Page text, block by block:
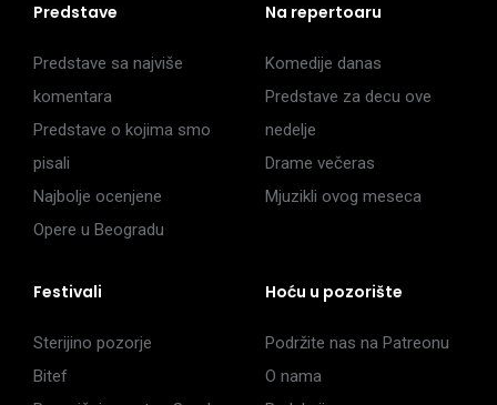
Predstave
Predstave sa najviše
komentara
Predstave o kojima smo
pisali
Najbolje ocenjene
Opere u Beogradu
Na repertoaru
Komedije danas
Predstave za decu ove
nedelje
Drame večeras
Mjuzikli ovog meseca
Festivali
Sterijino pozorje
Bitef
Hoću u pozorište
Podržite nas na Patreonu
O nama